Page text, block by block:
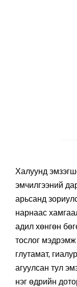
Халуунд
эмчилгээний
арьсанд
нарнаас
адил хөнгөн
тослог мэдрэмж
глутамат,
агуулсан тул
нэг өдрийн